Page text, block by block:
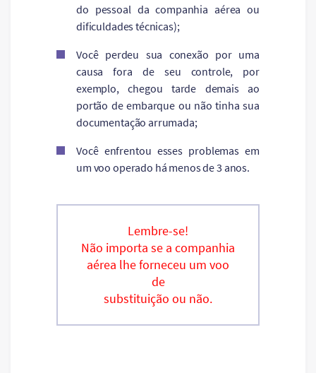
do pessoal da companhia aérea ou
dificuldades técnicas);
Você perdeu sua conexão por uma
causa fora de seu controle, por
exemplo, chegou tarde demais ao
portão de embarque ou não tinha sua
documentação arrumada;
Você enfrentou esses problemas em
um voo operado há menos de 3 anos.
Lembre-se!
Não importa se a companhia
aérea lhe forneceu um voo
de
substituição ou não.